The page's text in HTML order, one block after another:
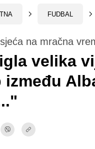
FUDBAL
na mračna
velika